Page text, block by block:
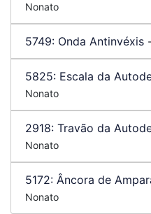
Nonato
5749: Onda Antinvéxis
5825: Escala da
Nonato
2918: Travão da
Nonato
5172: Âncora de
Nonato